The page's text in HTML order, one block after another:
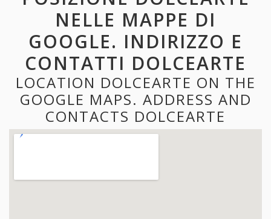
NELLE MAPPE DI
GOOGLE. INDIRIZZO E
CONTATTI DOLCEARTE
LOCATION DOLCEARTE ON THE
GOOGLE MAPS. ADDRESS AND
CONTACTS DOLCEARTE